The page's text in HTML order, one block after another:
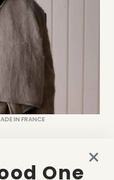
IN FRANCE
One